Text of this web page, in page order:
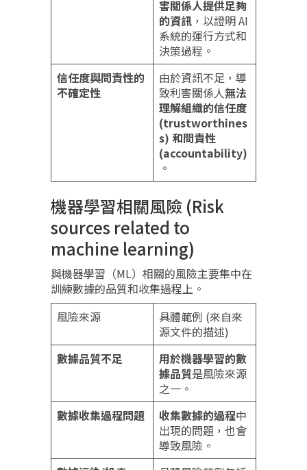
害關係人提供足夠
的資訊 ，以證明 AI
系統的運行方式和
決策過程。
信任度與問責性的
不確定性
由於資訊不足，導
致利害關係人無法
理解組織的信任度
(trustworthines
s) 和問責性
(accountability)
。
機器學習相關風險 (Risk
sources related to
machine learning)
與機器學習（ML）相關的風險主要集中在
訓練數據的品質和收集過程上。
風險來源
具體範例 (來自來
源文件的描述)
數據品質不足
用於機器學習的數
據品質是風險來源
之一。
數據收集過程問題
收集數據的過程中
出現的問題，也會
導致風險。